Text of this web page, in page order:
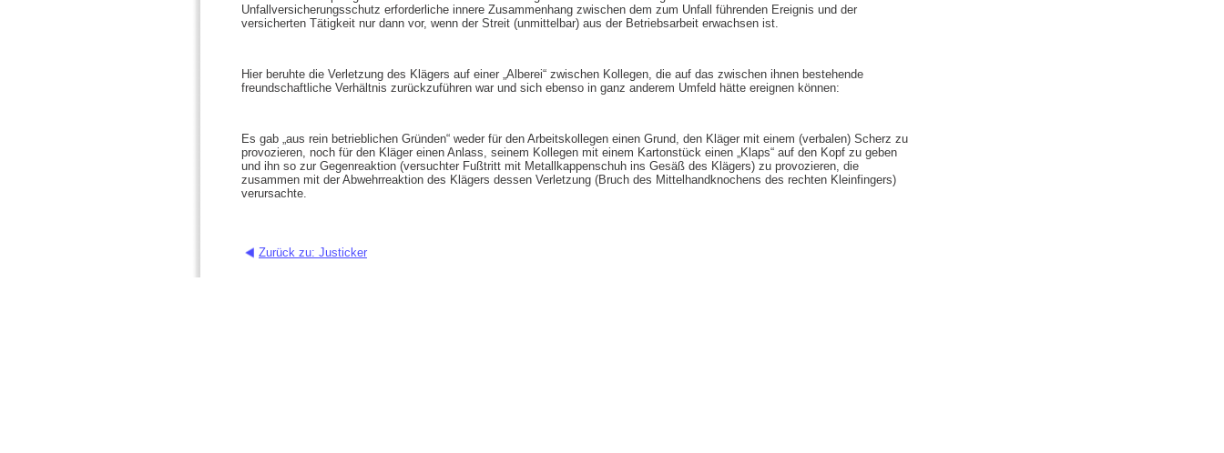
Unfallversicherungsschutz erforderliche innere Zusammenhang zwischen dem zum Unfall führenden Ereignis und der
versicherten Tätigkeit nur dann vor, wenn der Streit (unmittelbar) aus der Betriebsarbeit erwachsen ist.
Hier beruhte die Verletzung des Klägers auf einer „Alberei“ zwischen Kollegen, die auf das zwischen ihnen bestehende
freundschaftliche Verhältnis zurückzuführen war und sich ebenso in ganz anderem Umfeld hätte ereignen können:
Es gab „aus rein betrieblichen Gründen“ weder für den Arbeitskollegen einen Grund, den Kläger mit einem (verbalen) Scherz zu
provozieren, noch für den Kläger einen Anlass, seinem Kollegen mit einem Kartonstück einen „Klaps“ auf den Kopf zu geben
und ihn so zur Gegenreaktion (versuchter Fußtritt mit Metallkappenschuh ins Gesäß des Klägers) zu provozieren, die
zusammen mit der Abwehrreaktion des Klägers dessen Verletzung (Bruch des Mittelhandknochens des rechten Kleinfingers)
verursachte.
Zurück zu: Justicker